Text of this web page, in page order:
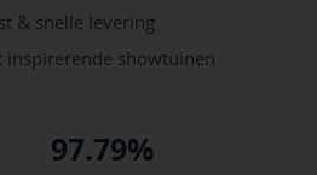
& snelle levering
inspirerende showtuinen
97.79%